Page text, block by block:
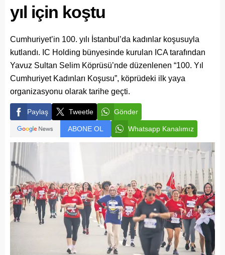
yıl için koştu
Cumhuriyet’in 100. yılı İstanbul’da kadınlar koşusuyla
kutlandı. IC Holding bünyesinde kurulan ICA tarafından
Yavuz Sultan Selim Köprüsü’nde düzenlenen “100. Yıl
Cumhuriyet Kadınları Koşusu”, köprüdeki ilk yaya
organizasyonu olarak tarihe geçti.
Paylaş Tweetle Gönder
ABONE OL Whatsapp Kanalımız